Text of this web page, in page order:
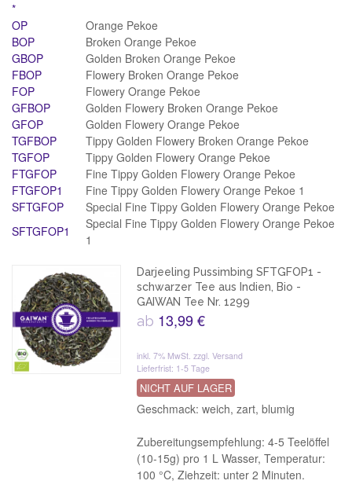
*
OP
Orange Pekoe
BOP
Broken Orange Pekoe
GBOP
Golden Broken Orange Pekoe
FBOP
Flowery Broken Orange Pekoe
FOP
Flowery Orange Pekoe
GFBOP
Golden Flowery Broken Orange Pekoe
GFOP
Golden Flowery Orange Pekoe
TGFBOP
Tippy Golden Flowery Broken Orange Pekoe
TGFOP
Tippy Golden Flowery Orange Pekoe
FTGFOP
Fine Tippy Golden Flowery Orange Pekoe
FTGFOP1
Fine Tippy Golden Flowery Orange Pekoe 1
SFTGFOP
Special Fine Tippy Golden Flowery Orange Pekoe
SFTGFOP1
Special Fine Tippy Golden Flowery Orange Pekoe
1
Darjeeling Pussimbing SFTGFOP1 -
schwarzer Tee aus Indien, Bio -
GAIWAN Tee Nr. 1299
ab 13,99 €
inkl. 7% MwSt.zzgl. Versand
Lieferfrist: 1-5 Tage
NICHT AUF LAGER
Geschmack: weich, zart, blumig
Zubereitungsempfehlung: 4-5 Teelöffel
(10-15g) pro 1 L Wasser, Temperatur:
100 °C, Ziehzeit: unter 2 Minuten.